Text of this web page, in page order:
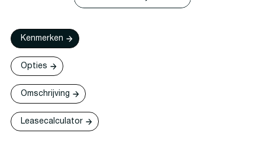
Kenmerken
Opties
Omschrijving
Leasecalculator